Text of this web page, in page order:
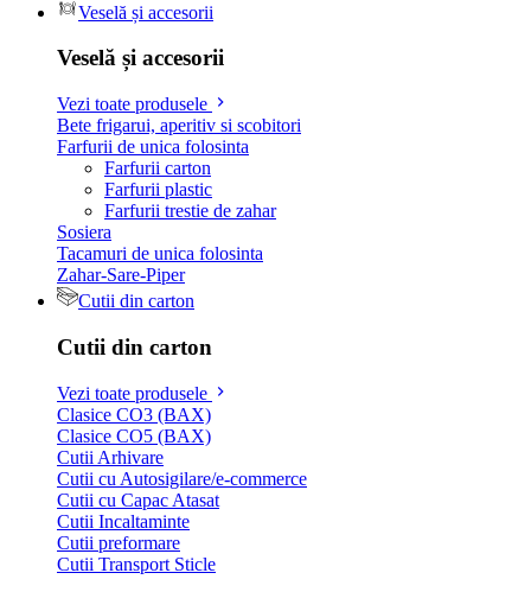
Veselă și accesorii
Veselă și accesorii
Vezi toate produsele
Bete frigarui, aperitiv si scobitori
Farfurii de unica folosinta
Farfurii carton
Farfurii plastic
Farfurii trestie de zahar
Sosiera
Tacamuri de unica folosinta
Zahar-Sare-Piper
Cutii din carton
Cutii din carton
Vezi toate produsele
Clasice CO3 (BAX)
Clasice CO5 (BAX)
Cutii Arhivare
Cutii cu Autosigilare/e-commerce
Cutii cu Capac Atasat
Cutii Incaltaminte
Cutii preformare
Cutii Transport Sticle